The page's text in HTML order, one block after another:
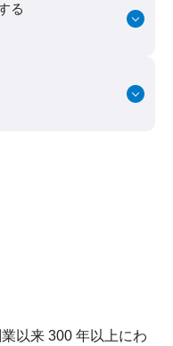
カルナビ）
メント
る
グロ
「熱
以来 300 年以上にわ